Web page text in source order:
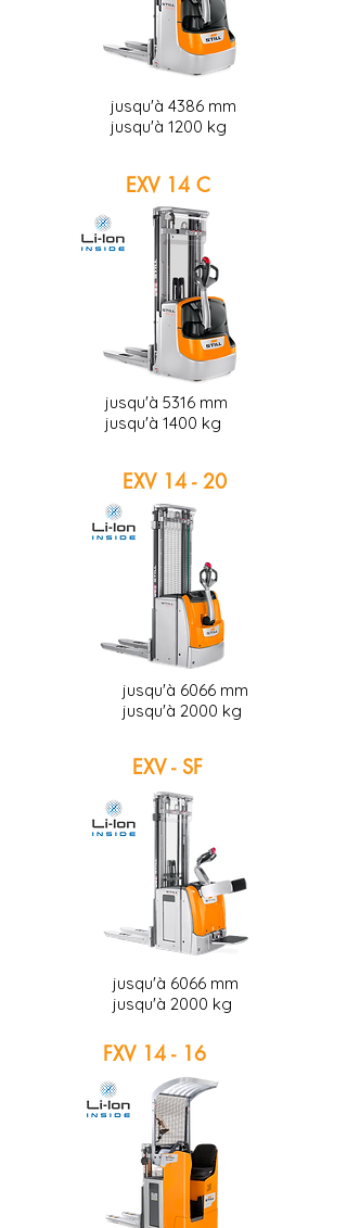
jusqu'à 4386 mm
jusqu'à 1200 kg
EXV 14 C
jusqu'à 5316 mm
jusqu'à 1400 kg
EXV 14 - 20
jusqu'à 6066 mm
jusqu'à 2000 kg
EXV - SF
jusqu'à 6066 mm
jusqu'à 2000 kg
FXV 14 - 16